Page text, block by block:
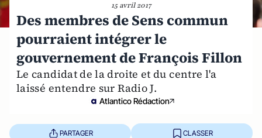
15 avril 2017
Des membres de Sens commun
pourraient intégrer le
gouvernement de François Fillon
Le candidat de la droite et du centre l'a
laissé entendre sur Radio J.
Atlantico Rédaction
PARTAGER CLASSER